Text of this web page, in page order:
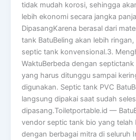
tidak mudah korosi, sehingga
lebih ekonomi secara jangka
DipasangKarena berasal dari
tank BatuBeling akan lebih
septic tank konvensional.3.
WaktuBerbeda dengan
yang harus ditunggu sampai
digunakan. Septic tank PVC
langsung dipakai saat sudah
dipasang.Toiletportable.id —
vendor septic tank bio yang telah
dengan berbagai mitra di seluruh